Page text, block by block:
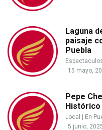
Laguna
paisaje
Puebla
15 mayo,
Pepe
Histórico
Local
En
5 junio,